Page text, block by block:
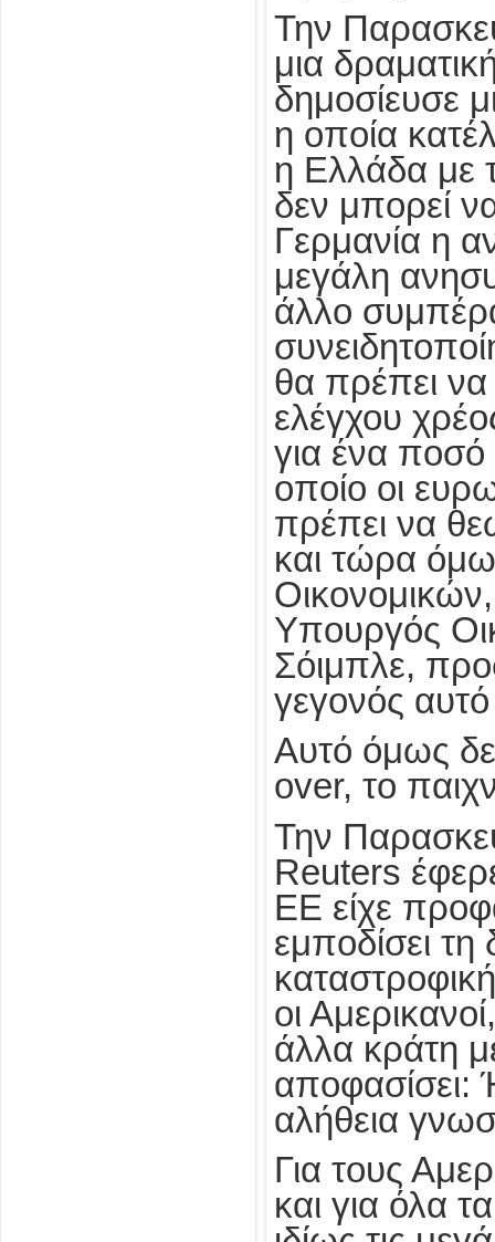
Την
μια
δημοσίευσε
η οποία
η Ελλάδα με
δεν μπορεί
Γερμανία η
μεγάλη
άλλο
θα πρέπει
ελέγχου
για ένα ποσό
οποίο οι
πρέπει να
και τώρα
Υπουργός
Σόιμπλε,
γεγονός
Αυτό όμως
over, το
Την
Reuters
ΕΕ είχε
εμποδίσει τη
οι
άλλα κράτη
αποφασίσει:
αλήθεια
Για τους
και για όλα